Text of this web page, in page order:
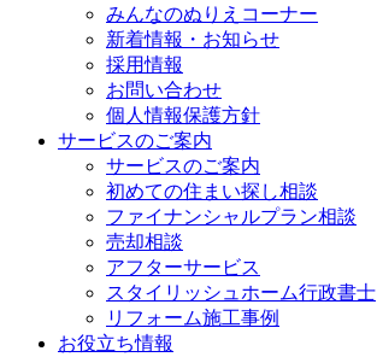
みんなのぬりえコーナー
新着情報・お知らせ
採用情報
お問い合わせ
個人情報保護方針
サービスのご案内
サービスのご案内
初めての住まい探し相談
ファイナンシャルプラン相談
売却相談
アフターサービス
スタイリッシュホーム行政書士
リフォーム施工事例
お役立ち情報